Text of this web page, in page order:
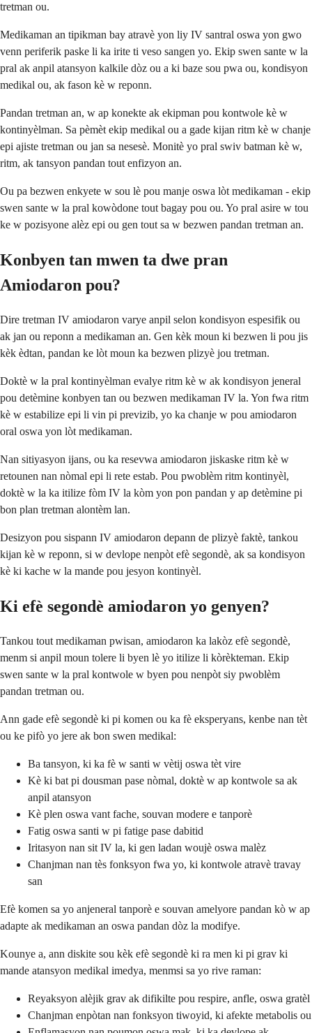
tretman ou.
Medikaman an tipikman bay atravè yon liy IV santral oswa yon gwo
venn periferik paske li ka irite ti veso sangen yo. Ekip swen sante w la
pral ak anpil atansyon kalkile dòz ou a ki baze sou pwa ou, kondisyon
medikal ou, ak fason kè w reponn.
Pandan tretman an, w ap konekte ak ekipman pou kontwole kè w
kontinyèlman. Sa pèmèt ekip medikal ou a gade kijan ritm kè w chanje
epi ajiste tretman ou jan sa nesesè. Monitè yo pral swiv batman kè w,
ritm, ak tansyon pandan tout enfizyon an.
Ou pa bezwen enkyete w sou lè pou manje oswa lòt medikaman - ekip
swen sante w la pral kowòdone tout bagay pou ou. Yo pral asire w tou
ke w pozisyone alèz epi ou gen tout sa w bezwen pandan tretman an.
Konbyen tan mwen ta dwe pran
Amiodaron pou?
Dire tretman IV amiodaron varye anpil selon kondisyon espesifik ou
ak jan ou reponn a medikaman an. Gen kèk moun ki bezwen li pou jis
kèk èdtan, pandan ke lòt moun ka bezwen plizyè jou tretman.
Doktè w la pral kontinyèlman evalye ritm kè w ak kondisyon jeneral
pou detèmine konbyen tan ou bezwen medikaman IV la. Yon fwa ritm
kè w estabilize epi li vin pi previzib, yo ka chanje w pou amiodaron
oral oswa yon lòt medikaman.
Nan sitiyasyon ijans, ou ka resevwa amiodaron jiskaske ritm kè w
retounen nan nòmal epi li rete estab. Pou pwoblèm ritm kontinyèl,
doktè w la ka itilize fòm IV la kòm yon pon pandan y ap detèmine pi
bon plan tretman alontèm lan.
Desizyon pou sispann IV amiodaron depann de plizyè faktè, tankou
kijan kè w reponn, si w devlope nenpòt efè segondè, ak sa kondisyon
kè ki kache w la mande pou jesyon kontinyèl.
Ki efè segondè amiodaron yo genyen?
Tankou tout medikaman pwisan, amiodaron ka lakòz efè segondè,
menm si anpil moun tolere li byen lè yo itilize li kòrèkteman. Ekip
swen sante w la pral kontwole w byen pou nenpòt siy pwoblèm
pandan tretman ou.
Ann gade efè segondè ki pi komen ou ka fè eksperyans, kenbe nan tèt
ou ke pifò yo jere ak bon swen medikal:
Ba tansyon, ki ka fè w santi w vètij oswa tèt vire
Kè ki bat pi dousman pase nòmal, doktè w ap kontwole sa ak
anpil atansyon
Kè plen oswa vant fache, souvan modere e tanporè
Fatig oswa santi w pi fatige pase dabitid
Iritasyon nan sit IV la, ki gen ladan woujè oswa malèz
Chanjman nan tès fonksyon fwa yo, ki kontwole atravè travay
san
Efè komen sa yo anjeneral tanporè e souvan amelyore pandan kò w ap
adapte ak medikaman an oswa pandan dòz la modifye.
Kounye a, ann diskite sou kèk efè segondè ki ra men ki pi grav ki
mande atansyon medikal imedya, menmsi sa yo rive raman:
Reyaksyon alèjik grav ak difikilte pou respire, anfle, oswa gratèl
Chanjman enpòtan nan fonksyon tiwoyid, ki afekte metabolis ou